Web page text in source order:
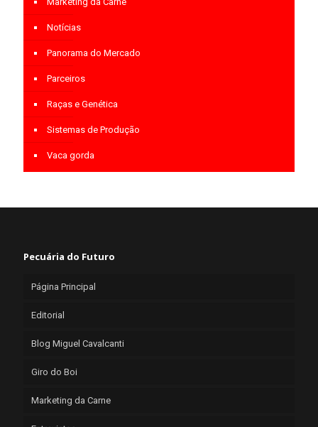
Notícias
Panorama do Mercado
Parceiros
Raças e Genética
Sistemas de Produção
Vaca gorda
Pecuária do Futuro
Página Principal
Editorial
Blog Miguel Cavalcanti
Giro do Boi
Marketing da Carne